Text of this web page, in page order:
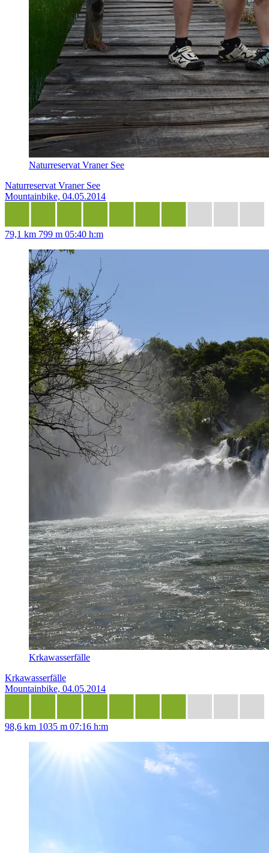
Naturreservat Vraner See
Naturreservat Vraner See
Mountainbike, 04.05.2014
79,1 km 799 m 05:40 h:m
Krkawasserfälle
Krkawasserfälle
Mountainbike, 04.05.2014
98,6 km 1035 m 07:16 h:m